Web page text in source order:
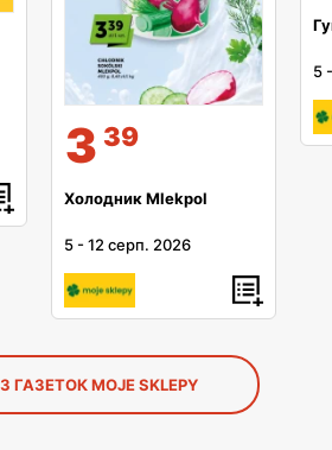
3 39
Холодник Mlekpol
5 -12 серп. 2026
5 -
ГАЗЕТОК MOJE SKLEPY